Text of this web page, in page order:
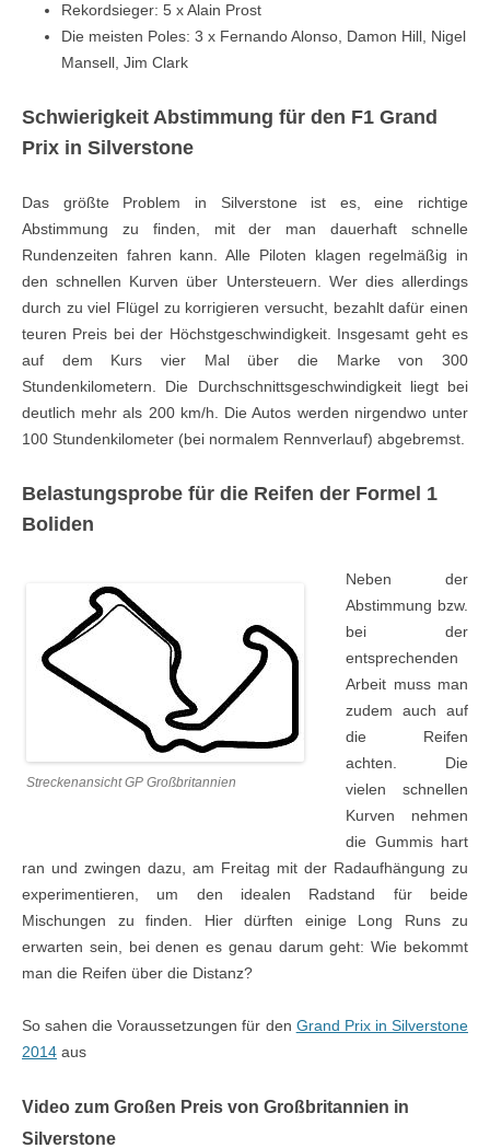
Rekordsieger: 5 x Alain Prost
Die meisten Poles: 3 x Fernando Alonso, Damon Hill, Nigel
Mansell, Jim Clark
Schwierigkeit Abstimmung für den F1 Grand
Prix in Silverstone
Das größte Problem in Silverstone ist es, eine richtige
Abstimmung zu finden, mit der man dauerhaft schnelle
Rundenzeiten fahren kann. Alle Piloten klagen regelmäßig in
den schnellen Kurven über Untersteuern. Wer dies allerdings
durch zu viel Flügel zu korrigieren versucht, bezahlt dafür einen
teuren Preis bei der Höchstgeschwindigkeit. Insgesamt geht es
auf dem Kurs vier Mal über die Marke von 300
Stundenkilometern. Die Durchschnittsgeschwindigkeit liegt bei
deutlich mehr als 200 km/h. Die Autos werden nirgendwo unter
100 Stundenkilometer (bei normalem Rennverlauf) abgebremst.
Belastungsprobe für die Reifen der Formel 1
Boliden
Streckenansicht GP Großbritannien
Neben der
Abstimmung bzw.
bei der
entsprechenden
Arbeit muss man
zudem auch auf
die Reifen
achten. Die
vielen schnellen
Kurven nehmen
die Gummis hart
ran und zwingen dazu, am Freitag mit der Radaufhängung zu
experimentieren, um den idealen Radstand für beide
Mischungen zu finden. Hier dürften einige Long Runs zu
erwarten sein, bei denen es genau darum geht: Wie bekommt
man die Reifen über die Distanz?
So sahen die Voraussetzungen für den Grand Prix in Silverstone
2014 aus
Video zum Großen Preis von Großbritannien in
Silverstone